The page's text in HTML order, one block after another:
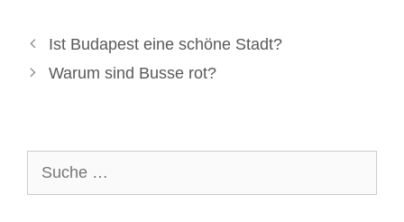
Ist Budapest eine schöne Stadt?
Warum sind Busse rot?
nach: